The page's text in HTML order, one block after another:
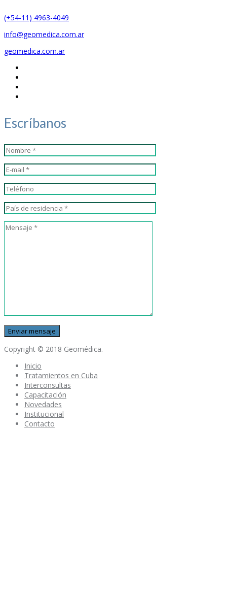
(+54-11) 4963-4049
info@geomedica.com.ar
geomedica.com.ar
Escríbanos
Copyright © 2018 Geomédica.
Inicio
Tratamientos en Cuba
Interconsultas
Capacitación
Novedades
Institucional
Contacto